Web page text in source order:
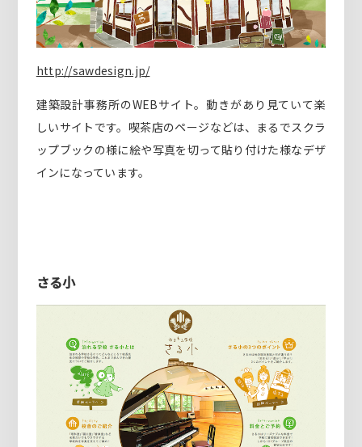
http://sawdesign.jp/
建築設計事務所のWEBサイト。動きがあり見ていて楽
しいサイトです。喫茶店のページなどは、まるでスクラ
ップブックの様に絵や写真を切って貼り付けた様なデザ
インになっています。
さる小